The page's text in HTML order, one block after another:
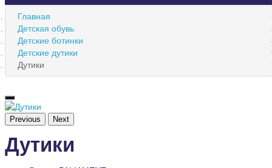
Главная
Детская обувь
Детские ботинки
Детские дутики
Дутики
Previous Next
Дутики